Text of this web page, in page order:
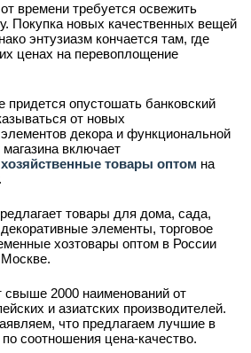
времени требуется освежить
Покупка новых качественных вещей
энтузиазм кончается там, где
ценах на перевоплощение
опустошать банковский
от новых
декора и функциональной
включает
хозяйственные товары оптом на
товары для дома, сада,
элементы, торговое
хозтовары оптом в России
Москве.
2000 наименований от
и азиатских производителей.
что предлагаем лучшие в
соотношения цена-качество.